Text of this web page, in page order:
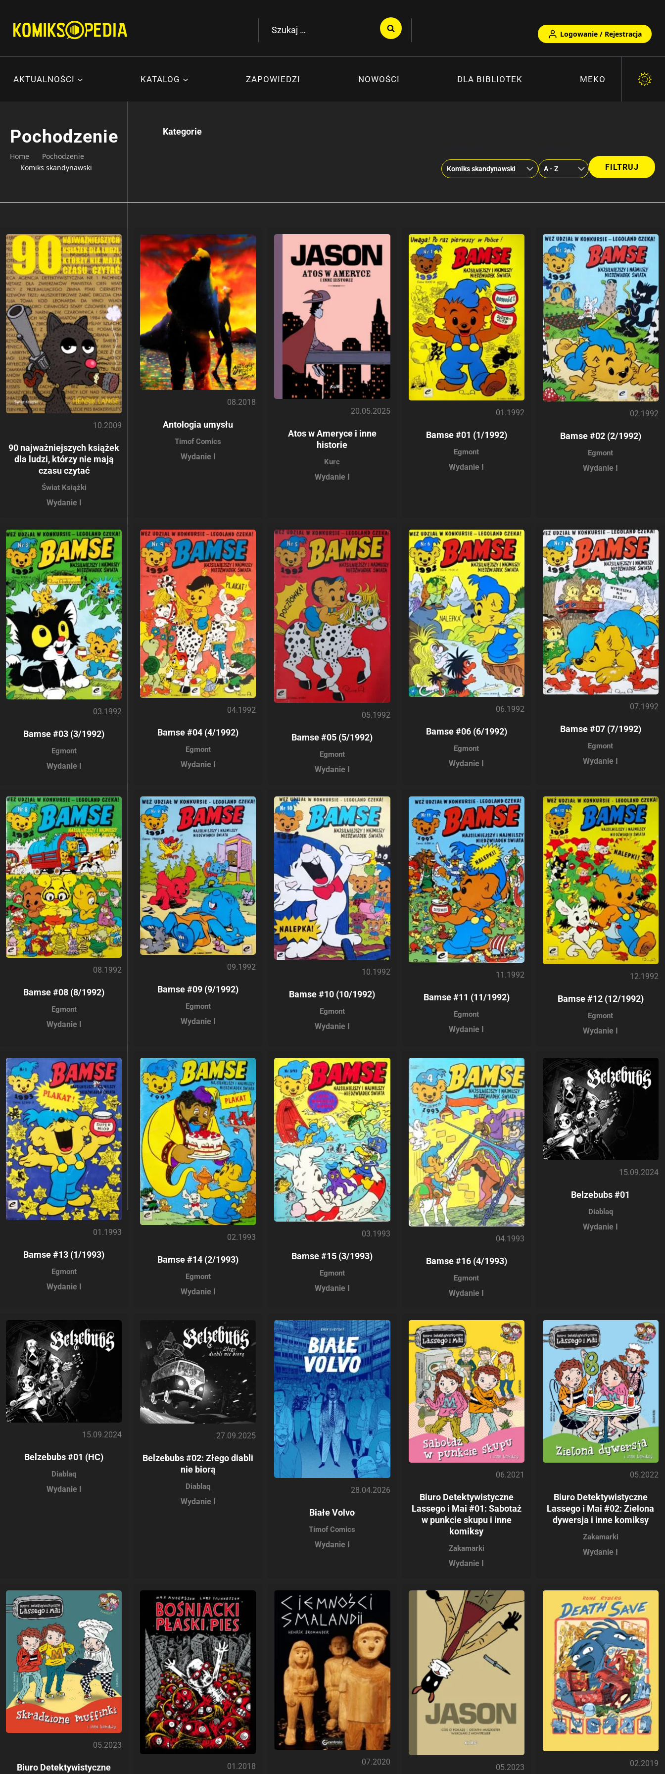
treści
Szukaj:
Logowanie / Rejestracja
AKTUALNOŚCI KATALOG ZAPOWIEDZI NOWOŚCI DLA BIBLIOTEK MEKO
Pochodzenie
Home
Pochodzenie
Komiks skandynawski
Kategorie
10.2009
90 najważniejszych książek
dla ludzi, którzy nie mają
czasu czytać
Świat Książki
Wydanie I
08.2018
Antologia umysłu
Timof Comics
Wydanie I
20.05.2025
Atos w Ameryce i inne
historie
Kurc
Wydanie I
01.1992
Bamse #01 (1/1992)
Egmont
Wydanie I
02.1992
Bamse #02 (2/1992)
Egmont
Wydanie I
03.1992
Bamse #03 (3/1992)
Egmont
Wydanie I
04.1992
Bamse #04 (4/1992)
Egmont
Wydanie I
05.1992
Bamse #05 (5/1992)
Egmont
Wydanie I
06.1992
Bamse #06 (6/1992)
Egmont
Wydanie I
07.1992
Bamse #07 (7/1992)
Egmont
Wydanie I
08.1992
Bamse #08 (8/1992)
Egmont
Wydanie I
09.1992
Bamse #09 (9/1992)
Egmont
Wydanie I
10.1992
Bamse #10 (10/1992)
Egmont
Wydanie I
11.1992
Bamse #11 (11/1992)
Egmont
Wydanie I
12.1992
Bamse #12 (12/1992)
Egmont
Wydanie I
01.1993
Bamse #13 (1/1993)
Egmont
Wydanie I
02.1993
Bamse #14 (2/1993)
Egmont
Wydanie I
03.1993
Bamse #15 (3/1993)
Egmont
Wydanie I
04.1993
Bamse #16 (4/1993)
Egmont
Wydanie I
15.09.2024
Belzebubs #01
Diablaq
Wydanie I
15.09.2024
Belzebubs #01 (HC)
Diablaq
Wydanie I
27.09.2025
Belzebubs #02: Złego diabli
nie biorą
Diablaq
Wydanie I
28.04.2026
Białe Volvo
Timof Comics
Wydanie I
06.2021
Biuro Detektywistyczne
Lassego i Mai #01: Sabotaż
w punkcie skupu i inne
komiksy
Zakamarki
Wydanie I
05.2022
Biuro Detektywistyczne
Lassego i Mai #02: Zielona
dywersja i inne komiksy
Zakamarki
Wydanie I
05.2023
Biuro Detektywistyczne
01.2018 07.2020
05.2023 02.2019